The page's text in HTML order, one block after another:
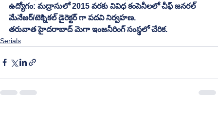
ఉద్యోగం: మద్రాసులో 2015 వరకు వివిధ కంపెనీలలో చీఫ్ జనరల్
మేనేజర్/టెక్నికల్ డైరెక్టర్ గా పదవి నిర్వహణ.
తరువాత హైదరాబాద్ మెగా ఇంజనీరింగ్ సంస్థలో చేరిక.
Serials